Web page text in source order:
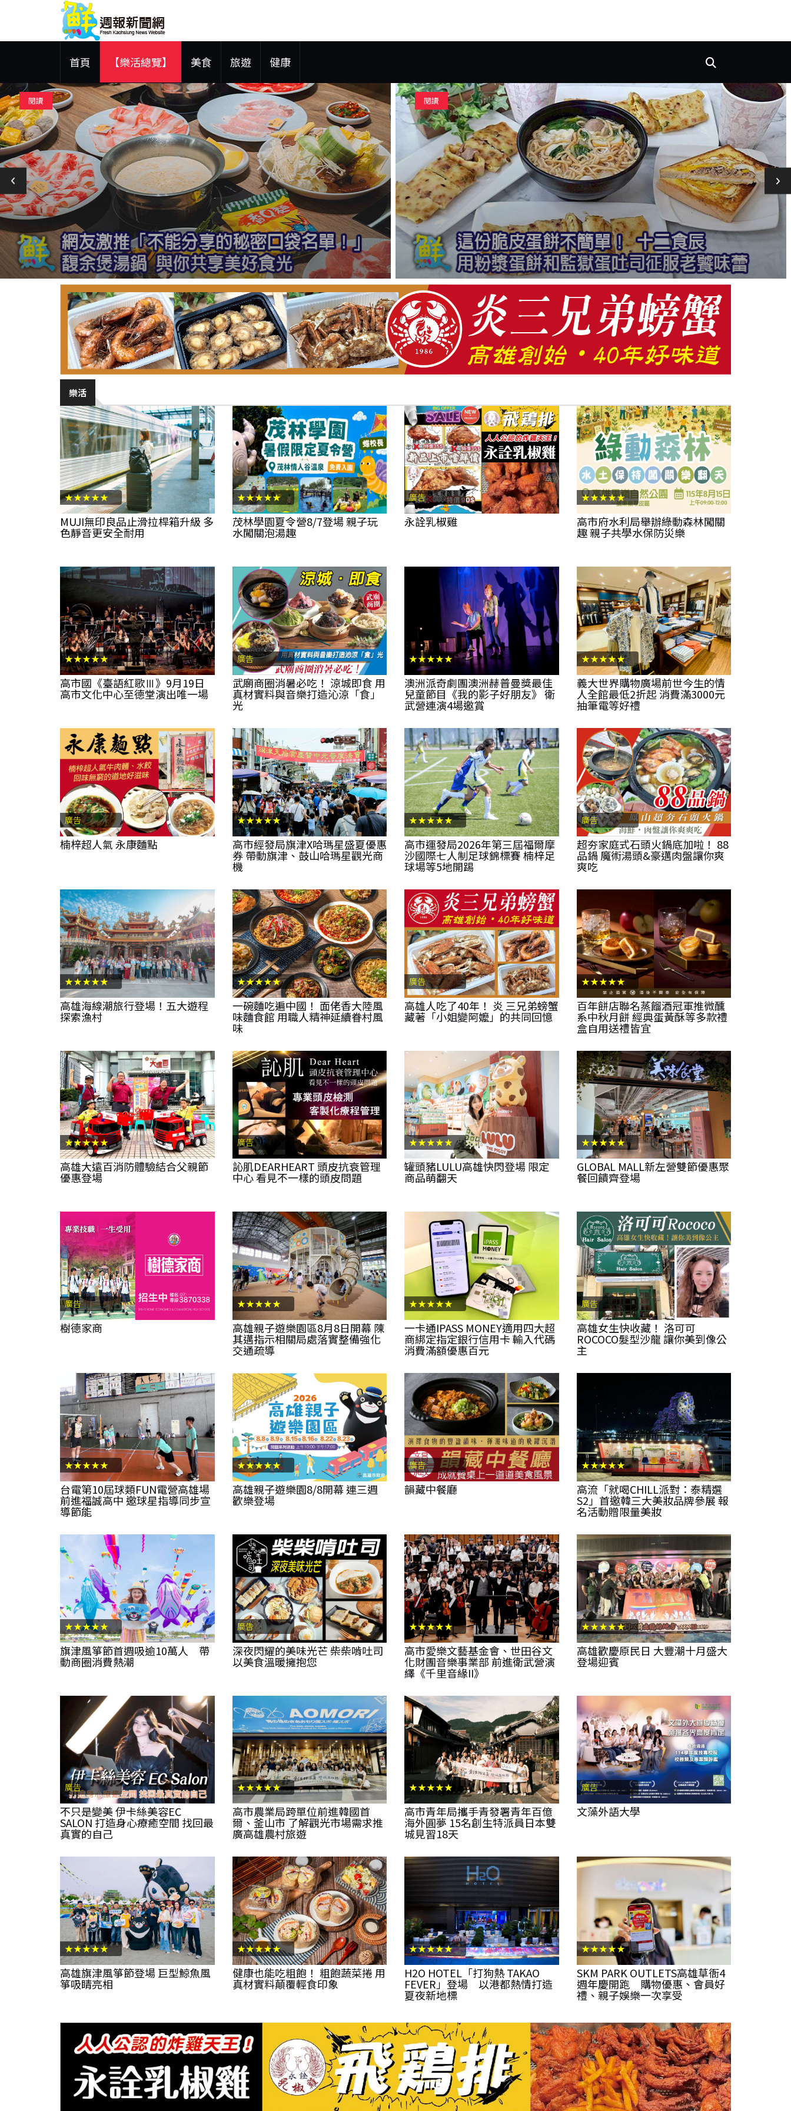
首頁 【樂活總覽】 美食 旅遊 健康
閱讀 閱讀
樂活
★★★★★
MUJI無印良品止滑拉桿箱升級 多
色靜音更安全耐用
★★★★★
茂林學園夏令營8/7登場 親子玩
水闖關泡湯趣
廣告
永詮乳椒雞
★★★★★
高市府水利局舉辦綠動森林闖關
趣 親子共學水保防災樂
★★★★★
高市國《臺語紅歌Ⅲ》9月19日
高市文化中心至德堂演出唯一場
廣告
武廟商圈消暑必吃！ 涼城即食 用
真材實料與音樂打造沁涼「食」
光
★★★★★
澳洲派奇劇團澳洲赫普曼獎最佳
兒童節目《我的影子好朋友》 衛
武營連演4場邀賞
★★★★★
義大世界購物廣場前世今生的情
人全館最低2折起 消費滿3000元
抽筆電等好禮
廣告
楠梓超人氣 永康麵點
★★★★★
高市經發局旗津X哈瑪星盛夏優惠
券 帶動旗津、鼓山哈瑪星觀光商
機
★★★★★
高市運發局2026年第三屆福爾摩
沙國際七人制足球錦標賽 楠梓足
球場等5地開踢
廣告
超夯家庭式石頭火鍋底加啦！ 88
品鍋 魔術湯頭&豪邁肉盤讓你爽
爽吃
★★★★★
高雄海線潮旅行登場！五大遊程
探索漁村
★★★★★
一碗麵吃遍中國！ 面佬香大陸風
味麵食館 用職人精神延續眷村風
味
廣告
高雄人吃了40年！ 炎 三兄弟螃蟹
藏著「小姐變阿嬤」的共同回憶
★★★★★
百年餅店聯名蒸餾酒冠軍推微醺
系中秋月餅 經典蛋黃酥等多款禮
盒自用送禮皆宜
★★★★★
高雄大遠百消防體驗結合父親節
優惠登場
廣告
訫肌DEARHEART 頭皮抗衰管理
中心 看見不一樣的頭皮問題
★★★★★
罐頭豬LULU高雄快閃登場 限定
商品萌翻天
★★★★★
GLOBAL MALL新左營雙節優惠聚
餐回饋齊登場
廣告
樹德家商
★★★★★
高雄親子遊樂園區8月8日開幕 陳
其邁指示相關局處落實整備強化
交通疏導
★★★★★
一卡通IPASS MONEY適用四大超
商綁定指定銀行信用卡 輸入代碼
消費滿額優惠百元
廣告
高雄女生快收藏！ 洛可可
ROCOCO髮型沙龍 讓你美到像公
主
★★★★★
台電第10屆球類FUN電營高雄場
前進福誠高中 邀球星指導同步宣
導節能
★★★★★
高雄親子遊樂園8/8開幕 連三週
歡樂登場
廣告
韻藏中餐廳
★★★★★
高流「就喝CHILL派對：泰精選
S2」首邀韓三大美妝品牌參展 報
名活動贈限量美妝
★★★★★
旗津風箏節首週吸逾10萬人 帶
動商圈消費熱潮
廣告
深夜閃耀的美味光芒 柴柴啃吐司
以美食溫暖擁抱您
★★★★★
高市愛樂文藝基金會、世田谷文
化財團音樂事業部 前進衛武營演
繹《千里音緣II》
★★★★★
高雄歡慶原民日 大豐潮十月盛大
登場迎賓
廣告
不只是變美 伊卡絲美容EC
SALON 打造身心療癒空間 找回最
真實的自己
★★★★★
高市農業局跨單位前進韓國首
爾、釜山市 了解觀光市場需求推
廣高雄農村旅遊
★★★★★
高市青年局攜手青發署青年百億
海外圓夢 15名創生特派員日本雙
城見習18天
廣告
文藻外語大學
★★★★★
高雄旗津風箏節登場 巨型鯨魚風
箏吸睛亮相
★★★★★
健康也能吃粗飽！ 粗飽蔬菜捲 用
真材實料顛覆輕食印象
★★★★★
H2O HOTEL「打狗熱 TAKAO
FEVER」登場 以港都熱情打造
夏夜新地標
★★★★★
SKM PARK OUTLETS高雄草衙4
週年慶開跑 購物優惠、會員好
禮、親子娛樂一次享受